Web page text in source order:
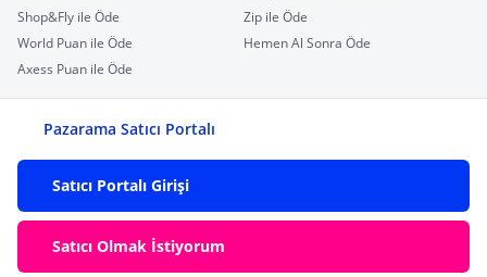
Shop&Fly ile Öde
Zip ile Öde
World Puan ile Öde
Hemen Al Sonra Öde
Axess Puan ile Öde
Pazarama Satıcı Portalı
Satıcı Portalı Girişi
Satıcı Olmak İstiyorum